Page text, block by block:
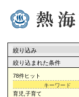
絞り込み
絞り込まれた条件
78件ヒット
キーワード
育児,子育て